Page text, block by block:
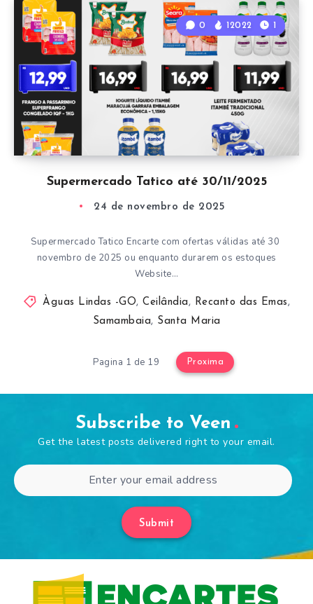
Supermercado Tatico até 30/11/2025
0 12022 1
24 de novembro de 2025
Supermercado Tatico Encarte com ofertas válidas até 30
novembro de 2025 ou enquanto durarem os estoques
Website…
Àguas Lindas -GO,Ceilândia , Recanto das Emas ,
Samambaia, Santa Maria
Pagina 1 de 19 Proxima
Subscribe to Veen
Get the latest posts delivered right to your email.
Submit